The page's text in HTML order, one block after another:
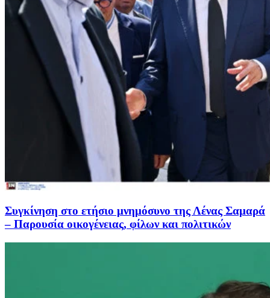
Συγκίνηση στο ετήσιο μνημόσυνο της Λένας Σαμαρά
– Παρουσία οικογένειας, φίλων και πολιτικών